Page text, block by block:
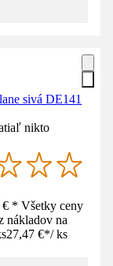
sivá DE141
nikto
* Všetky ceny
nákladov na
27,47 €*/ ks